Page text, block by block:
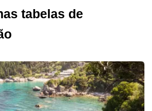
tabelas de